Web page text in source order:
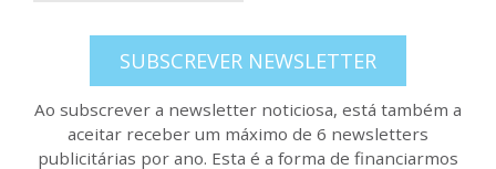
SUBSCREVER NEWSLETTER
Ao subscrever a newsletter noticiosa, está também a
aceitar receber um máximo de 6 newsletters
publicitárias por ano. Esta é a forma de financiarmos